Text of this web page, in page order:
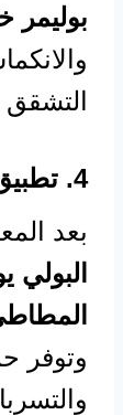
بوليمر
4. تطبيق طبقة عزل مائي مرنة
بعد
البولي
وتوفر